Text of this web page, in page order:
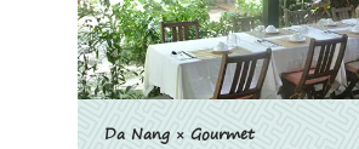
Da Nang × Gourmet